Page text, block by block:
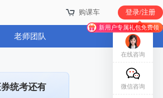
购课车 登录/注册
新用户专属礼包免费领
老师团队
统考还有
在线咨询
微信咨询